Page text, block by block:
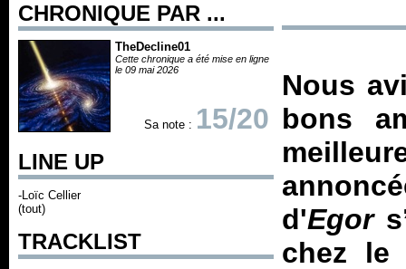
CHRONIQUE PAR ...
TheDecline01
Cette chronique a été mise en ligne
le 09 mai 2026
Sa note : 15/20
LINE UP
-Loïc Cellier
(tout)
TRACKLIST
Nous
bons
d'Egor
chez le